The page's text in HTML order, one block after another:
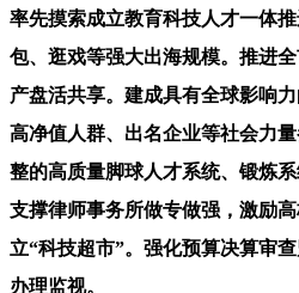
率先摸索成立教育科技人才一体
包、逛戏等强大出海规模。推进
产盘活共享。建成具有全球影响
高净值人群、出名企业等社会力
整的高质量脚球人才系统、锻炼
支撑律师事务所做专做强，激励
立“科技超市”。强化预算决算审
办理监视。